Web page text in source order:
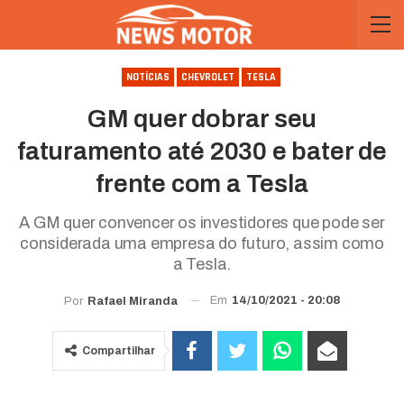
NOTÍCIAS CHEVROLET TESLA
GM quer dobrar seu
faturamento até 2030 e bater de
frente com a Tesla
A GM quer convencer os investidores que pode ser
considerada uma empresa do futuro, assim como
a Tesla.
Por Rafael Miranda Em 14/10/2021 - 20:08
Compartilhar